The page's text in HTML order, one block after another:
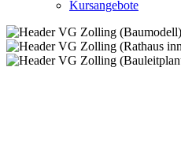
Kursangebote